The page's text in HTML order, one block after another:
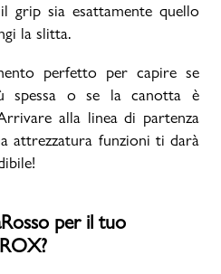
grip sia esattamente quello
la slitta.
perfetto per capire se
spessa o se la canotta è
alla linea di partenza
attrezzatura funzioni ti darà
per il tuo